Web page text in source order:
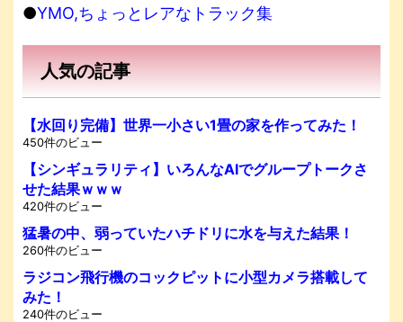
●YMO,ちょっとレアなトラック集
人気の記事
【水回り完備】世界一小さい1畳の家を作ってみた！
450件のビュー
【シンギュラリティ】いろんなAIでグループトークさ
せた結果ｗｗｗ
420件のビュー
猛暑の中、弱っていたハチドリに水を与えた結果！
260件のビュー
ラジコン飛行機のコックピットに小型カメラ搭載して
みた！
240件のビュー